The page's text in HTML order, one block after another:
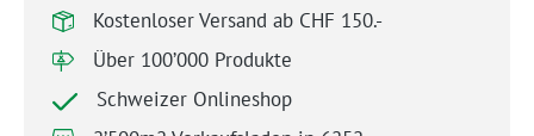
Kostenloser Versand ab CHF 150.-
Über 100’000 Produkte
Schweizer Onlineshop